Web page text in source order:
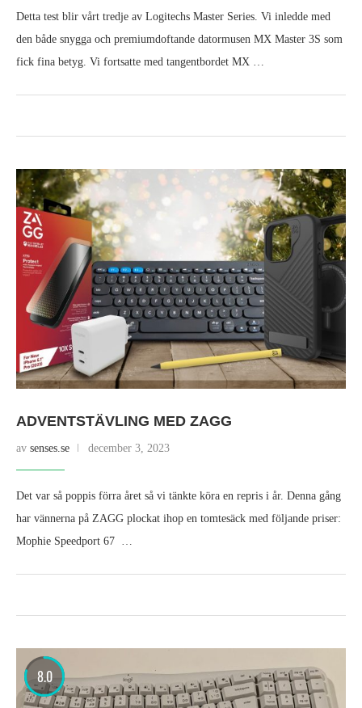
Detta test blir vårt tredje av Logitechs Master Series. Vi inledde med
den både snygga och premiumdoftande datormusen MX Master 3S som
fick fina betyg. Vi fortsatte med tangentbordet MX …
ADVENTSTÄVLING MED ZAGG
av senses.se december 3, 2023
Det var så poppis förra året så vi tänkte köra en repris i år. Denna gång
har vännerna på ZAGG plockat ihop en tomtesäck med följande priser:
Mophie Speedport 67 …
8.0